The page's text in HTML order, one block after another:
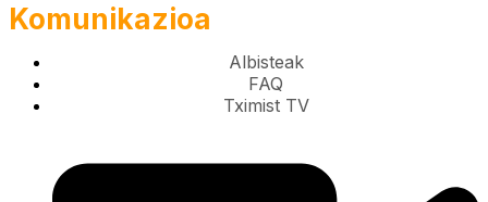
Komunikazioa
Albisteak
FAQ
Tximist TV